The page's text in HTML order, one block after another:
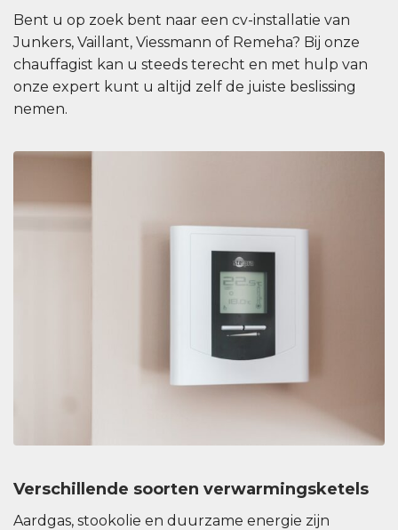
Bent u op zoek bent naar een cv-installatie van
Junkers, Vaillant, Viessmann of Remeha? Bij onze
chauffagist kan u steeds terecht en met hulp van
onze expert kunt u altijd zelf de juiste beslissing
nemen.
Verschillende soorten verwarmingsketels
Aardgas, stookolie en duurzame energie zijn